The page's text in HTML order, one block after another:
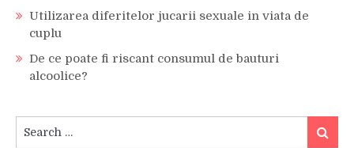
Utilizarea diferitelor jucarii sexuale in viata de
cuplu
De ce poate fi riscant consumul de bauturi
alcoolice?
for:
Search